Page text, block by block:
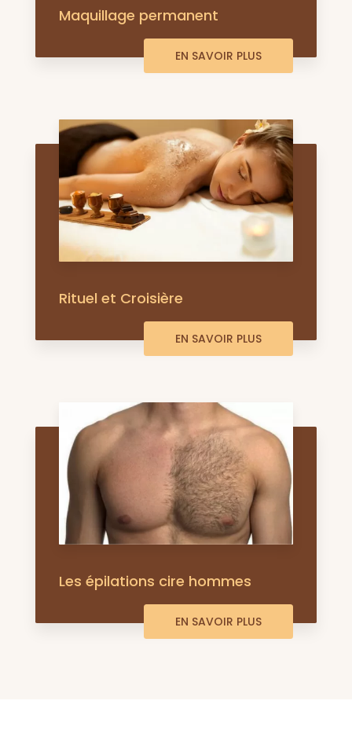
Maquillage permanent
EN SAVOIR PLUS
Rituel et Croisière
EN SAVOIR PLUS
Les épilations cire hommes
EN SAVOIR PLUS